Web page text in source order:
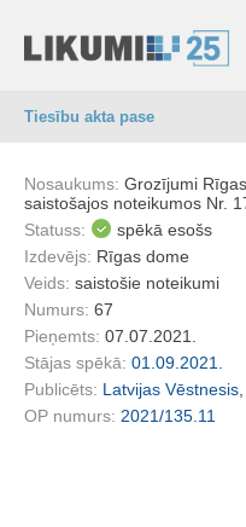
Tiesību akta pase
Nosaukums: Grozījumi
saistošajos noteikumos Nr.
Statuss:
spēkā esošs
Izdevējs: Rīgas dome
Veids: saistošie noteikumi
Numurs: 67
Pieņemts: 07.07.2021.
Stājas spēkā: 01.09.2021.
Publicēts: Latvijas Vēstnesis
OP numurs: 2021/135.11